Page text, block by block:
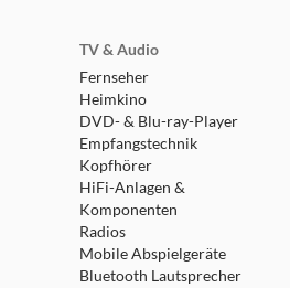
TV & Audio
Fernseher
Heimkino
DVD- & Blu-ray-Player
Empfangstechnik
Kopfhörer
HiFi-Anlagen &
Komponenten
Radios
Mobile Abspielgeräte
Bluetooth Lautsprecher